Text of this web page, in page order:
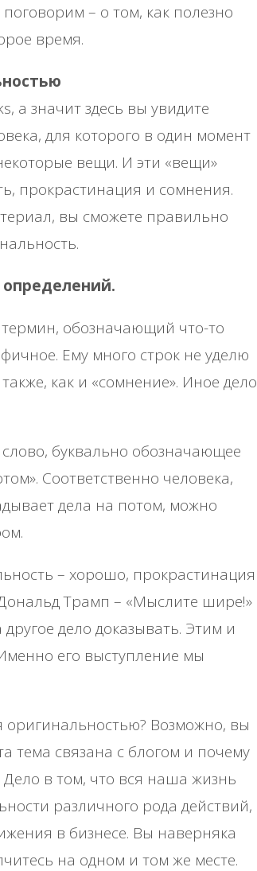
– о том, как полезно
время.
а значит здесь вы увидите
для которого в один момент
вещи. И эти «вещи»
прокрастинация и сомнения.
вы сможете правильно
обозначающий что-то
Ему много строк не уделю
как и «сомнение». Иное дело
буквально обозначающее
Соответственно человека,
дела на потом, можно
– хорошо, прокрастинация
Трамп – «Мыслите шире!»
дело доказывать. Этим и
его выступление мы
оригинальностью? Возможно, вы
тема связана с блогом и почему
в том, что вся наша жизнь
различного рода действий,
в бизнесе. Вы наверняка
на одном и том же месте.